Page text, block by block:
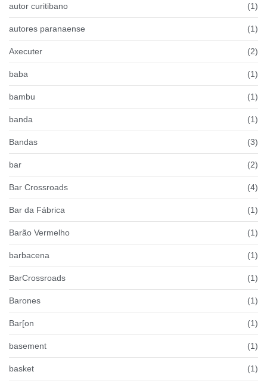
autor curitibano (1)
autores paranaense (1)
Axecuter (2)
baba (1)
bambu (1)
banda (1)
Bandas (3)
bar (2)
Bar Crossroads (4)
Bar da Fábrica (1)
Barão Vermelho (1)
barbacena (1)
BarCrossroads (1)
Barones (1)
Bar[on (1)
basement (1)
basket (1)